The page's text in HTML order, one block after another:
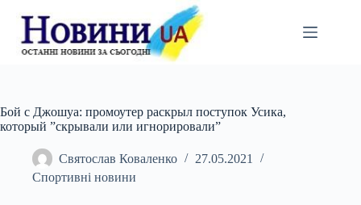
вмісту
Бой с Джошуа: промоутер раскрыл поступок Усика,
который ”скрывали или игнорировали”
Святослав Коваленко
27.05.2021
Спортивні новини